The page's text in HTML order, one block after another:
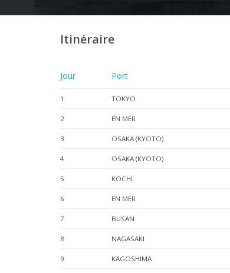
Itinéraire
Jour Port
1 TOKYO
2 EN MER
3 OSAKA (KYOTO)
4 OSAKA (KYOTO)
5 KOCHI
6 EN MER
7 BUSAN
8 NAGASAKI
9 KAGOSHIMA